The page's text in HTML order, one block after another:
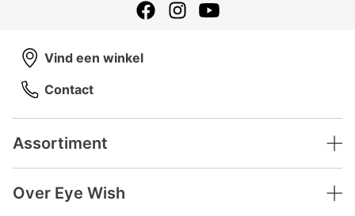
Assortiment
Over Eye Wish
Vind een winkel
Contact